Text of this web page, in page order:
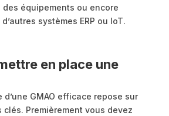
équipements ou encore
systèmes ERP ou IoT.
en place une
d’une GMAO efficace repose sur
Premièrement vous devez